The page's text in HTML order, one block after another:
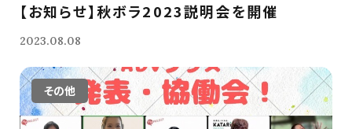
【お知らせ】秋ボラ2023説明会を開催
2023.08.08
その他